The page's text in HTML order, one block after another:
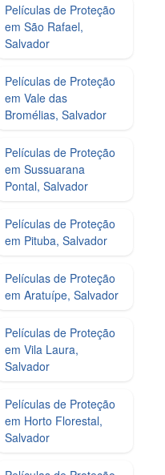
Películas de Proteção
em São Rafael,
Salvador
Películas de Proteção
em Vale das
Bromélias, Salvador
Películas de Proteção
em Sussuarana
Pontal, Salvador
Películas de Proteção
em Pituba, Salvador
Películas de Proteção
em Aratuípe, Salvador
Películas de Proteção
em Vila Laura,
Salvador
Películas de Proteção
em Horto Florestal,
Salvador